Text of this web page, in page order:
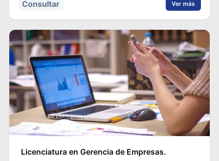
Consultar Ver más
Licenciatura en Gerencia de Empresas.